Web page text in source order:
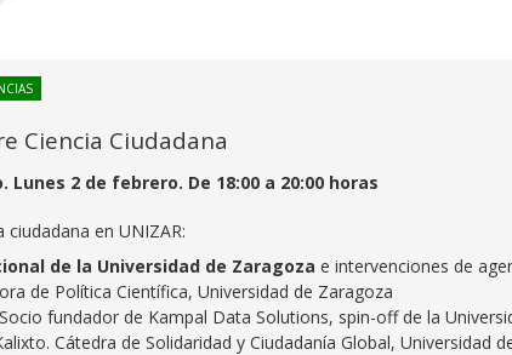
Ciencia Ciudadana
2 de febrero. De 18:00 a 20:00 horas
ciudadana en UNIZAR:
de la Universidad de Zaragoza e intervenciones de
de Política Científica, Universidad de Zaragoza
fundador de Kampal Data Solutions, spin-off de la
Cátedra de Solidaridad y Ciudadanía Global, Universidad